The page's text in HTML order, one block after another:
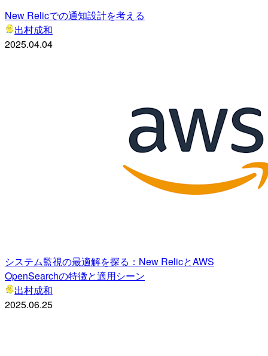
New Relicでの通知設計を考える
出村成和
2025.04.04
システム監視の最適解を探る：New RelicとAWS
OpenSearchの特徴と適用シーン
出村成和
2025.06.25